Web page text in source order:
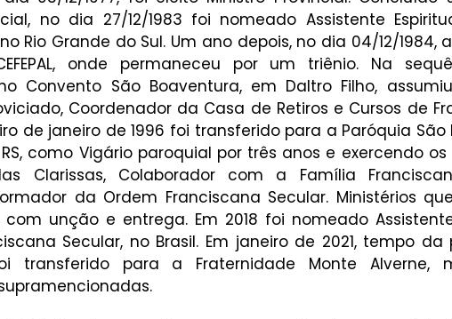
no dia 27/12/1983 foi nomeado Assistente
Rio Grande do Sul. Um ano depois, no dia 04/12/1984,
onde permaneceu por um triênio. Na
Convento São Boaventura, em Daltro Filho,
Coordenador da Casa de Retiros e Cursos de
de janeiro de 1996 foi transferido para a Paróquia São
RS, como Vigário paroquial por três anos e exercendo os
Clarissas, Colaborador com a Família
da Ordem Franciscana Secular. Ministérios
com unção e entrega. Em 2018 foi nomeado
Secular, no Brasil. Em janeiro de 2021, tempo
transferido para a Fraternidade Monte Alverne,